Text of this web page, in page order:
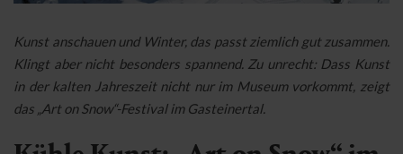
Kunst anschauen und Winter, das passt ziemlich gut zusammen.
Klingt aber nicht besonders spannend. Zu unrecht: Dass Kunst
in der kalten Jahreszeit nicht nur im Museum vorkommt, zeigt
das „Art on Snow“-Festival im Gasteinertal.